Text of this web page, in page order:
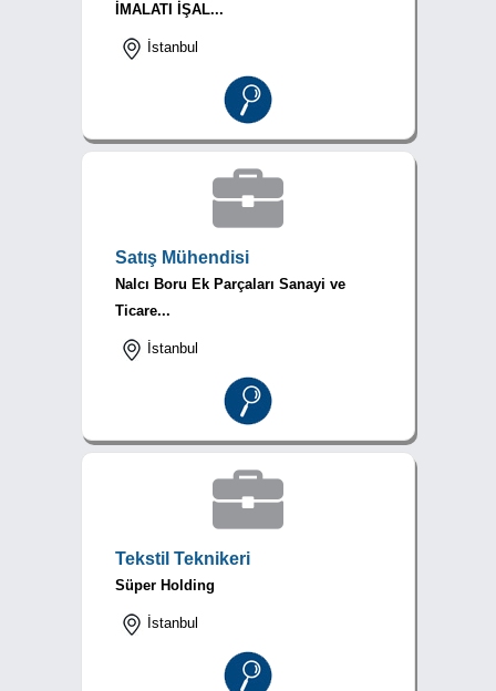
İMALATI İŞAL...
İstanbul
Satış Mühendisi
Nalcı Boru Ek Parçaları Sanayi ve
Ticare...
İstanbul
Tekstil Teknikeri
Süper Holding
İstanbul